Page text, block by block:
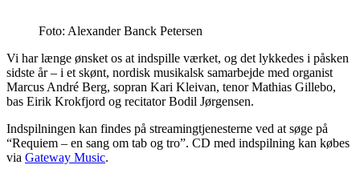
Foto: Alexander Banck Petersen
Vi har længe ønsket os at indspille værket, og det lykkedes i påsken
sidste år – i et skønt, nordisk musikalsk samarbejde med organist
Marcus André Berg, sopran Kari Kleivan, tenor Mathias Gillebo,
bas Eirik Krokfjord og recitator Bodil Jørgensen.
Indspilningen kan findes på streamingtjenesterne ved at søge på
“Requiem – en sang om tab og tro”. CD med indspilning kan købes
via Gateway Music.